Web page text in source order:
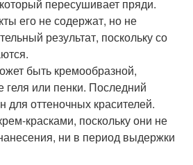
пересушивает пряди.
его не содержат, но не
результат, поскольку со
быть кремообразной,
геля или пенки. Последний
для оттеночных красителей.
красками, поскольку они не
ни в период выдержки